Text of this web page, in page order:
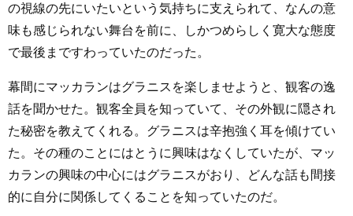
の視線の先にいたいという気持ちに支えられて、なんの意
味も感じられない舞台を前に、しかつめらしく寛大な態度
で最後まですわっていたのだった。
幕間にマッカランはグラニスを楽しませようと、観客の逸
話を聞かせた。観客全員を知っていて、その外観に隠され
た秘密を教えてくれる。グラニスは辛抱強く耳を傾けてい
た。その種のことにはとうに興味はなくしていたが、マッ
カランの興味の中心にはグラニスがおり、どんな話も間接
的に自分に関係してくることを知っていたのだ。